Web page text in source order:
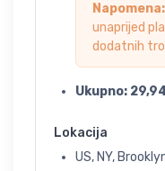
Napomena:
unaprijed
dodatnih
Ukupno:
Lokacija
US, NY,